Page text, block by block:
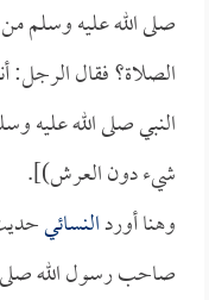
صلى الله عليه وسلم
الصلاة؟ فقال الرجل:
النبي صلى الله عليه
شيء دون العرش)].
وهنا أوردالنسائي
صاحب رسول الله